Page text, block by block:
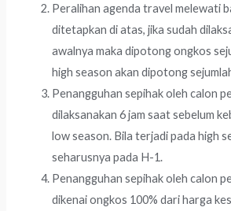
Peralihan agenda travel melewati
ditetapkan di atas, jika sudah
awalnya maka dipotong ongkos
high season akan dipotong
Penangguhan sepihak oleh calon
dilaksanakan 6 jam saat sebelum
low season. Bila terjadi pada high
seharusnya pada H-1.
Penangguhan sepihak oleh calon
dikenai ongkos 100% dari harga